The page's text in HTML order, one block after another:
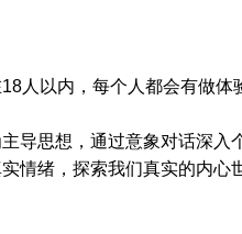
人以内，每个人都会有做体
导思想，通过意象对话深
情绪，探索我们真实的内